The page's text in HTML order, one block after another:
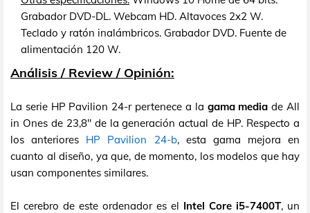
Grabador DVD-DL. Webcam HD. Altavoces 2x2 W.
Teclado y ratón inalámbricos. Grabador DVD. Fuente de
alimentación 120 W.
Análisis / Review / Opinión:
La serie HP Pavilion 24-r pertenece a la gama media de All
in Ones de 23,8" de la generación actual de HP. Respecto a
los anteriores HP Pavilion 24-b, esta gama mejora en
cuanto al diseño, ya que, de momento, los modelos que hay
usan componentes similares.
El cerebro de este ordenador es el Intel Core i5-7400T, un